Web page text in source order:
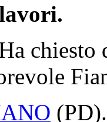
chiesto
(PD